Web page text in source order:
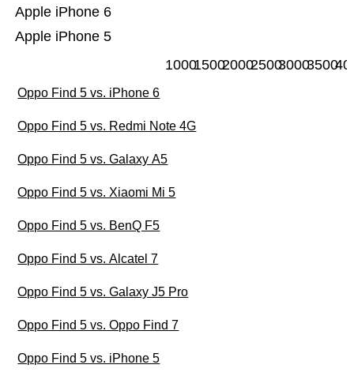
Apple iPhone 5
Apple iPhone 6
100015002000250030003500
Oppo Find 5 vs. iPhone 6
Oppo Find 5 vs. Redmi Note 4G
Oppo Find 5 vs. Galaxy A5
Oppo Find 5 vs. Xiaomi Mi 5
Oppo Find 5 vs. BenQ F5
Oppo Find 5 vs. Alcatel 7
Oppo Find 5 vs. Galaxy J5 Pro
Oppo Find 5 vs. Oppo Find 7
Oppo Find 5 vs. iPhone 5